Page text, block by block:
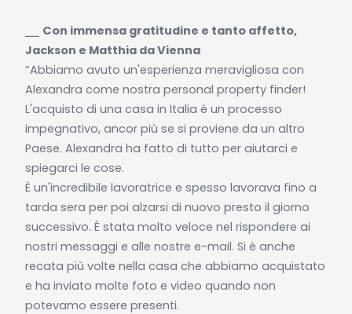
Con immensa gratitudine e tanto affetto,
Jackson e Matthia da Vienna
“Abbiamo avuto un'esperienza meravigliosa con
Alexandra come nostra personal property finder!
L'acquisto di una casa in Italia è un processo
impegnativo, ancor più se si proviene da un altro
Paese. Alexandra ha fatto di tutto per aiutarci e
spiegarci le cose.
È un'incredibile lavoratrice e spesso lavorava fino a
tarda sera per poi alzarsi di nuovo presto il giorno
successivo. È stata molto veloce nel rispondere ai
nostri messaggi e alle nostre e-mail. Si è anche
recata più volte nella casa che abbiamo acquistato
e ha inviato molte foto e video quando non
potevamo essere presenti.